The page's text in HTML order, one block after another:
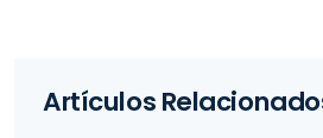
Artículos